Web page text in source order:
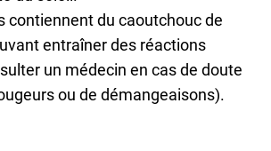
contiennent du caoutchouc de
entraîner des réactions
un médecin en cas de doute
ou de démangeaisons).